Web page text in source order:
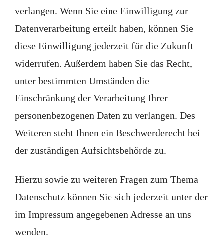
verlangen. Wenn Sie eine Einwilligung zur
Datenverarbeitung erteilt haben, können Sie
diese Einwilligung jederzeit für die Zukunft
widerrufen. Außerdem haben Sie das Recht,
unter bestimmten Umständen die
Einschränkung der Verarbeitung Ihrer
personenbezogenen Daten zu verlangen. Des
Weiteren steht Ihnen ein Beschwerderecht bei
der zuständigen Aufsichtsbehörde zu.
Hierzu sowie zu weiteren Fragen zum Thema
Datenschutz können Sie sich jederzeit unter der
im Impressum angegebenen Adresse an uns
wenden.